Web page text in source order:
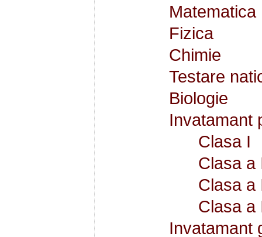
Matematica
Fizica
Chimie
Testare
Biologie
Invatamant
Clasa I
Clasa a
Clasa a
Clasa a
Invatamant